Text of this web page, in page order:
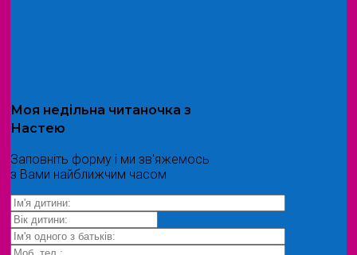
Моя недільна читаночка з
Настею
Заповніть форму і ми зв'яжемось
з Вами найближчим часом